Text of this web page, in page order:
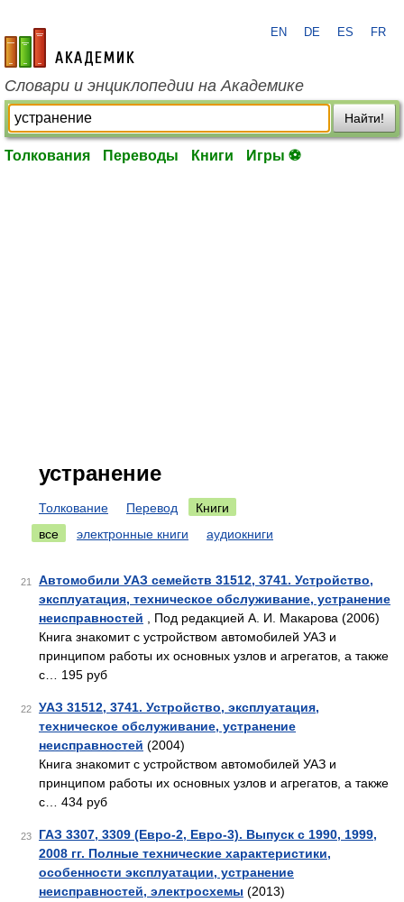
academic.ru
EN DE ES FR
Словари и энциклопедии на Академике
Найти!
Толкования Переводы Книги Игры ⚽
устранение
Толкование Перевод
Книги
все
электронные книги аудиокниги
21
Автомобили УАЗ семейств 31512, 3741. Устройство,
эксплуатация, техническое обслуживание, устранение
неисправностей , Под редакцией А. И. Макарова (2006)
Книга знакомит с устройством автомобилей УАЗ и
принципом работы их основных узлов и агрегатов, а также
с… 195 руб
22
УАЗ 31512, 3741. Устройство, эксплуатация,
техническое обслуживание, устранение
неисправностей (2004)
Книга знакомит с устройством автомобилей УАЗ и
принципом работы их основных узлов и агрегатов, а также
с… 434 руб
23
ГАЗ 3307, 3309 (Евро-2, Евро-3). Выпуск с 1990, 1999,
2008 гг. Полные технические характеристики,
особенности эксплуатации, устранение
неисправностей, электросхемы (2013)